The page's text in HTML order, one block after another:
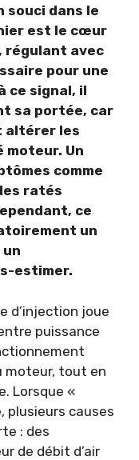
souci dans le
est le cœur
régulant avec
pour une
ce signal, il
sa portée, car
altérer les
Un
comme
ratés
ce
un
estimer.
d’injection joue
puissance
moteur, tout en
Lorsque «
plusieurs causes
: des
de débit d’air